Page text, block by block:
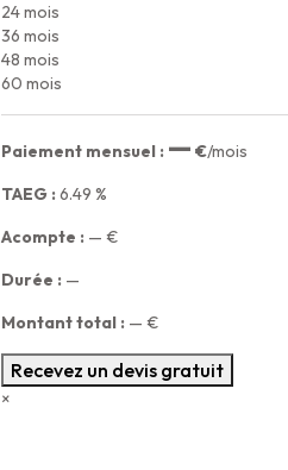
24 mois
36 mois
48 mois
60 mois
Paiement mensuel : — €/mois
TAEG : 6.49 %
Acompte : — €
Durée : —
Montant total : — €
Recevez un devis gratuit
×